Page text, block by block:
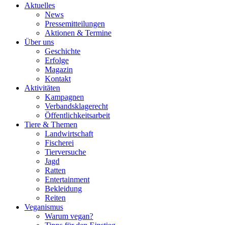
Aktuelles
News
Pressemitteilungen
Aktionen & Termine
Über uns
Geschichte
Erfolge
Magazin
Kontakt
Aktivitäten
Kampagnen
Verbandsklagerecht
Öffentlichkeitsarbeit
Tiere & Themen
Landwirtschaft
Fischerei
Tierversuche
Jagd
Ratten
Entertainment
Bekleidung
Reiten
Veganismus
Warum vegan?